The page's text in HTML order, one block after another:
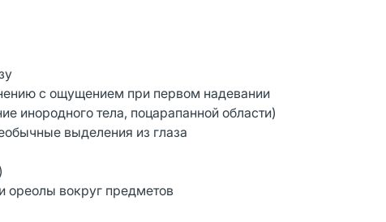
с ощущением при первом надевании
инородного тела, поцарапанной области)
выделения из глаза
ореолы вокруг предметов